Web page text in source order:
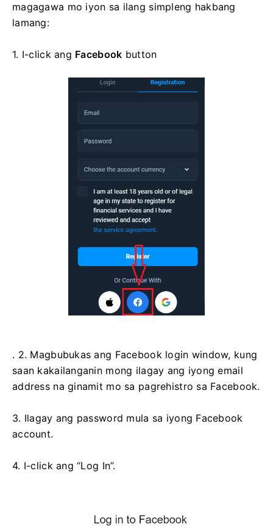
magagawa mo iyon sa ilang simpleng hakbang
lamang:
1. I-click ang Facebook button
. 2. Magbubukas ang Facebook login window, kung
saan kakailanganin mong ilagay ang iyong email
address na ginamit mo sa pagrehistro sa Facebook.
3. Ilagay ang password mula sa iyong Facebook
account.
4. I-click ang “Log In”.